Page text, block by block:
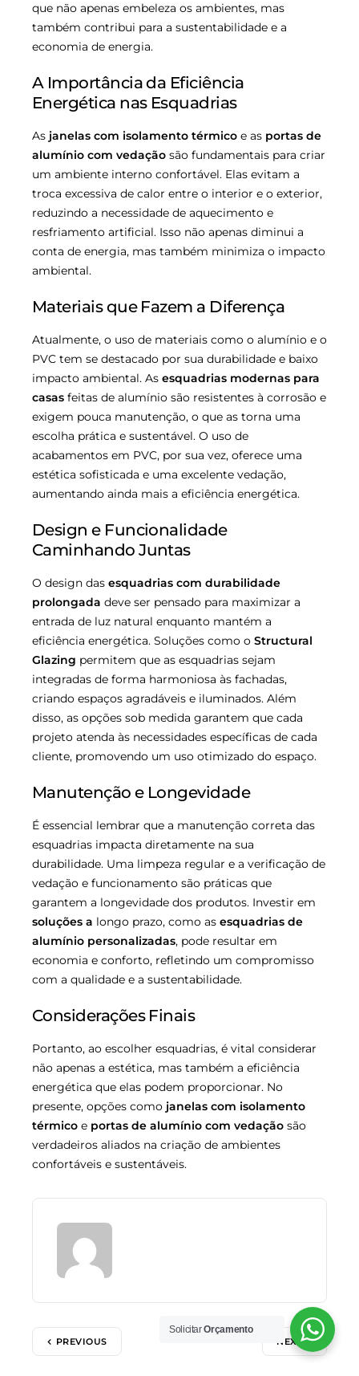
que não apenas embeleza os ambientes, mas
também contribui para a sustentabilidade e a
economia de energia.
A Importância da Eficiência
Energética nas Esquadrias
As janelas com isolamento térmico e as portas de
alumínio com vedação são fundamentais para criar
um ambiente interno confortável. Elas evitam a
troca excessiva de calor entre o interior e o exterior,
reduzindo a necessidade de aquecimento e
resfriamento artificial. Isso não apenas diminui a
conta de energia, mas também minimiza o impacto
ambiental.
Materiais que Fazem a Diferença
Atualmente, o uso de materiais como o alumínio e o
PVC tem se destacado por sua durabilidade e baixo
impacto ambiental. As esquadrias modernas para
casas feitas de alumínio são resistentes à corrosão e
exigem pouca manutenção, o que as torna uma
escolha prática e sustentável. O uso de
acabamentos em PVC, por sua vez, oferece uma
estética sofisticada e uma excelente vedação,
aumentando ainda mais a eficiência energética.
Design e Funcionalidade
Caminhando Juntas
O design das esquadrias com durabilidade
prolongada deve ser pensado para maximizar a
entrada de luz natural enquanto mantém a
eficiência energética. Soluções como o Structural
Glazing permitem que as esquadrias sejam
integradas de forma harmoniosa às fachadas,
criando espaços agradáveis e iluminados. Além
disso, as opções sob medida garantem que cada
projeto atenda às necessidades específicas de cada
cliente, promovendo um uso otimizado do espaço.
Manutenção e Longevidade
É essencial lembrar que a manutenção correta das
esquadrias impacta diretamente na sua
durabilidade. Uma limpeza regular e a verificação de
vedação e funcionamento são práticas que
garantem a longevidade dos produtos. Investir em
soluções a longo prazo, como as esquadrias de
alumínio personalizadas, pode resultar em
economia e conforto, refletindo um compromisso
com a qualidade e a sustentabilidade.
Considerações Finais
Portanto, ao escolher esquadrias, é vital considerar
não apenas a estética, mas também a eficiência
energética que elas podem proporcionar. No
presente, opções como janelas com isolamento
térmico e portas de alumínio com vedação são
verdadeiros aliados na criação de ambientes
confortáveis e sustentáveis.
PREVIOUS NEXT
SolicitarOrçamento